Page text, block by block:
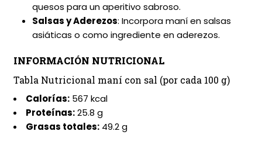
quesos para un aperitivo sabroso.
Salsas y Aderezos: Incorpora maní en salsas
asiáticas o como ingrediente en aderezos.
INFORMACIÓN NUTRICIONAL
Tabla Nutricional maní con sal (por cada 100 g)
Calorías:567 kcal
Proteínas:25.8 g
Grasas totales:49.2 g